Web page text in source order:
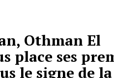
Othman El
place ses
le signe de la